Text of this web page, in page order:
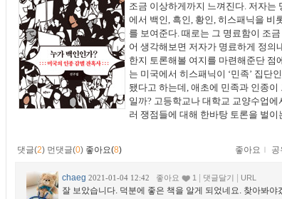
조금 이상하게까지 느껴진다. 저자는
에서 백인, 흑인, 황인, 히스패닉을 비
를 보여준다. 때로는 그 명료함이 조
어 생각해보면 저자가 명료하게 정의
한지 토론해볼 여지를 마련해준단 점
는 미국에서 히스패닉이 ‘민족’ 집단
됐다고 하는데, 애초에 민족과 인종이
일까? 고등학교나 대학교 교양수업에
러 쟁점들에 대해 한바탕 토론을 벌
댓글(2) 먼댓글(0) 좋아요(8) 좋아요 ｌ 공
chaeg 2021-01-04 12:42 좋아요 1 댓글달기 URL
잘 보았습니다. 덕분에 좋은 책을 알게 되었네요. 찾아봐야